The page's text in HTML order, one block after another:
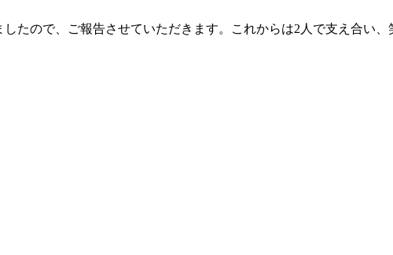
たので、ご報告させていただきます。これからは2人で支え合い